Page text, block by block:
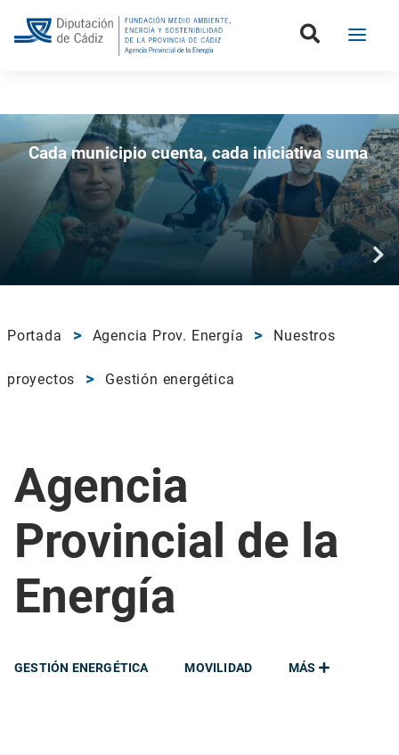
Boletín de la Diputación de Cádiz
Cada municipio cuenta, cada iniciativa suma
Portada Agencia Prov. Energía Nuestros
proyectos Gestión energética
Agencia
Provincial de la
Energía
MÁS
GESTIÓN ENERGÉTICA MOVILIDAD